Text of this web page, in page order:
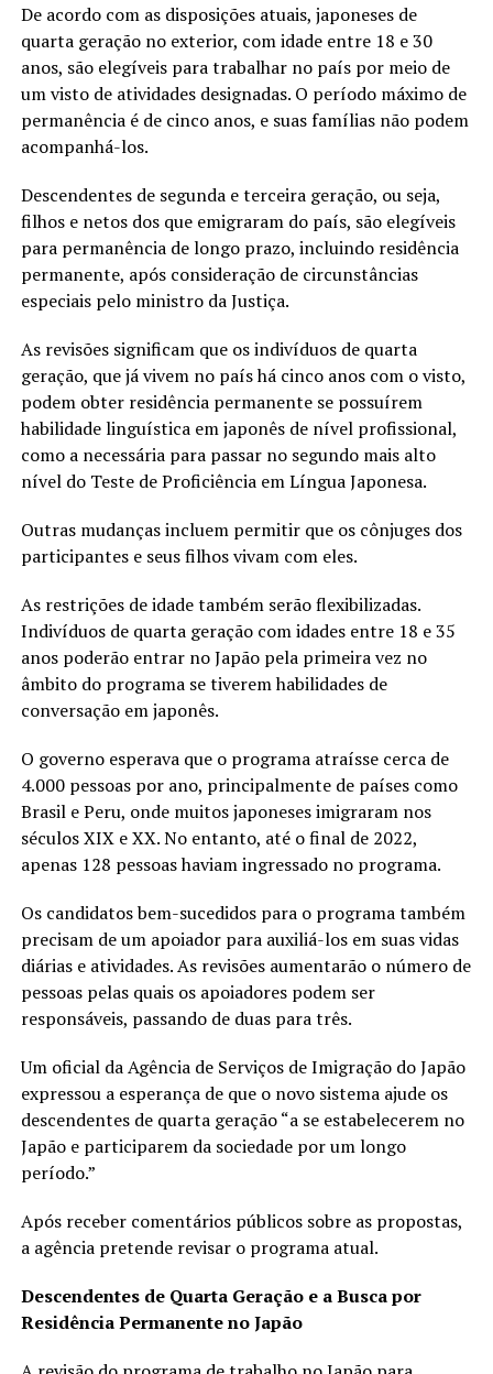
De acordo com as disposições atuais, japoneses de
quarta geração no exterior, com idade entre 18 e 30
anos, são elegíveis para trabalhar no país por meio de
um visto de atividades designadas. O período máximo de
permanência é de cinco anos, e suas famílias não podem
acompanhá-los.
Descendentes de segunda e terceira geração, ou seja,
filhos e netos dos que emigraram do país, são elegíveis
para permanência de longo prazo, incluindo residência
permanente, após consideração de circunstâncias
especiais pelo ministro da Justiça.
As revisões significam que os indivíduos de quarta
geração, que já vivem no país há cinco anos com o visto,
podem obter residência permanente se possuírem
habilidade linguística em japonês de nível profissional,
como a necessária para passar no segundo mais alto
nível do Teste de Proficiência em Língua Japonesa.
Outras mudanças incluem permitir que os cônjuges dos
participantes e seus filhos vivam com eles.
As restrições de idade também serão flexibilizadas.
Indivíduos de quarta geração com idades entre 18 e 35
anos poderão entrar no Japão pela primeira vez no
âmbito do programa se tiverem habilidades de
conversação em japonês.
O governo esperava que o programa atraísse cerca de
4.000 pessoas por ano, principalmente de países como
Brasil e Peru, onde muitos japoneses imigraram nos
séculos XIX e XX. No entanto, até o final de 2022,
apenas 128 pessoas haviam ingressado no programa.
Os candidatos bem-sucedidos para o programa também
precisam de um apoiador para auxiliá-los em suas vidas
diárias e atividades. As revisões aumentarão o número de
pessoas pelas quais os apoiadores podem ser
responsáveis, passando de duas para três.
Um oficial da Agência de Serviços de Imigração do Japão
expressou a esperança de que o novo sistema ajude os
descendentes de quarta geração “a se estabelecerem no
Japão e participarem da sociedade por um longo
período.”
Após receber comentários públicos sobre as propostas,
a agência pretende revisar o programa atual.
Descendentes de Quarta Geração e a Busca por
Residência Permanente no Japão